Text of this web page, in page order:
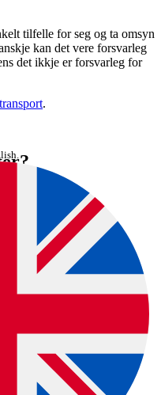
tilfelle for seg og ta omsyn
kan det vere forsvarleg
det ikkje er forsvarleg for
.